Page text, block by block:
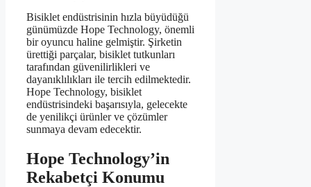
Bisiklet endüstrisinin hızla büyüdüğü
günümüzde Hope Technology, önemli
bir oyuncu haline gelmiştir. Şirketin
ürettiği parçalar, bisiklet tutkunları
tarafından güvenilirlikleri ve
dayanıklılıkları ile tercih edilmektedir.
Hope Technology, bisiklet
endüstrisindeki başarısıyla, gelecekte
de yenilikçi ürünler ve çözümler
sunmaya devam edecektir.
Hope Technology’in
Rekabetçi Konumu